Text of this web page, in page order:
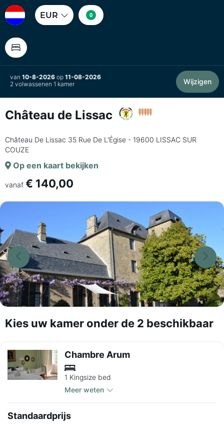
EUR 0
van 10-8-2026 op 11-08-2026
2 volwassenen 1 kamer
Wijzigen
Château de Lissac
Château De Lissac 35 Rue De L'Égise - 19600 LISSAC SUR
COUZE
Op een kaart bekijken
vanaf € 140,00
Kies uw kamer onder de 2 beschikbaar
Chambre Arum
1 Kingsize bed
Meer weten
Standaardprijs